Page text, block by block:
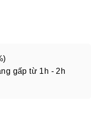
gấp từ 1h - 2h